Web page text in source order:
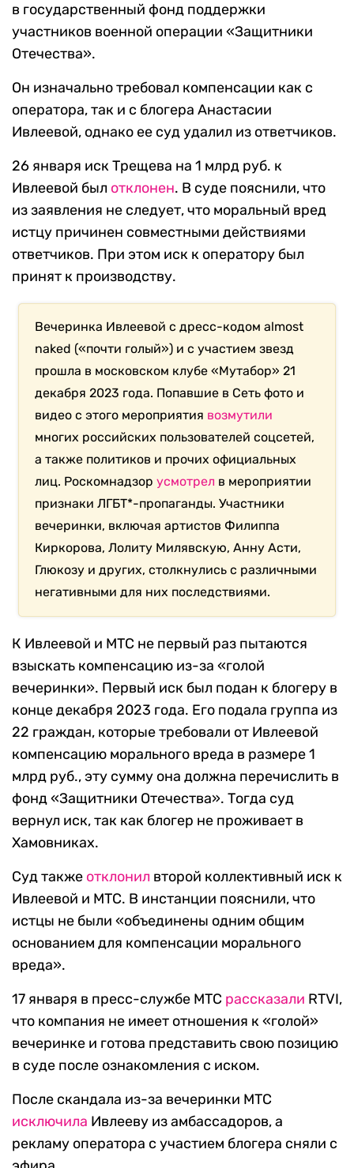
в государственный фонд поддержки
участников военной операции «Защитники
Отечества».
Он изначально требовал компенсации как с
оператора, так и с блогера Анастасии
Ивлеевой, однако ее суд удалил из ответчиков.
26 января иск Трещева на 1 млрд руб. к
Ивлеевой был отклонен. В суде пояснили, что
из заявления не следует, что моральный вред
истцу причинен совместными действиями
ответчиков. При этом иск к оператору был
принят к производству.
Вечеринка Ивлеевой с дресс-кодом almost
naked («почти голый») и с участием звезд
прошла в московском клубе «Мутабор» 21
декабря 2023 года. Попавшие в Сеть фото и
видео с этого мероприятия возмутили
многих российских пользователей соцсетей,
а также политиков и прочих официальных
лиц. Роскомнадзорусмотрел в мероприятии
признаки ЛГБТ*-пропаганды. Участники
вечеринки, включая артистов Филиппа
Киркорова, Лолиту Милявскую, Анну Асти,
Глюкозу и других, столкнулись с различными
негативными для них последствиями.
К Ивлеевой и МТС не первый раз пытаются
взыскать компенсацию из-за «голой
вечеринки». Первый иск был подан к блогеру в
конце декабря 2023 года. Его подала группа из
22 граждан, которые требовали от Ивлеевой
компенсацию морального вреда в размере 1
млрд руб., эту сумму она должна перечислить в
фонд «Защитники Отечества». Тогда суд
вернул иск, так как блогер не проживает в
Хамовниках.
Суд также отклонил второй коллективный иск к
Ивлеевой и МТС. В инстанции пояснили, что
истцы не были «объединены одним общим
основанием для компенсации морального
вреда».
17 января в пресс-службе МТС рассказали RTVI,
что компания не имеет отношения к «голой»
вечеринке и готова представить свою позицию
в суде после ознакомления с иском.
После скандала из-за вечеринки МТС
исключила Ивлееву из амбассадоров, а
рекламу оператора с участием блогера сняли с